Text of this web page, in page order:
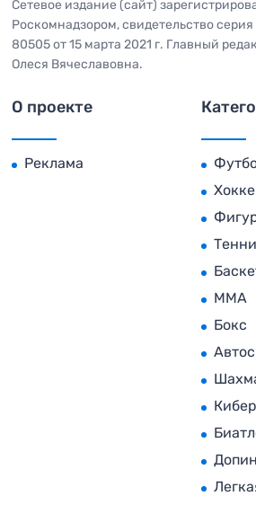
Сетевое издание (сайт)
Роскомнадзором, свидетельство
80505 от 15 марта 2021 г. Главный
Олеся Вячеславовна.
О проекте
Реклама
MMA
Бокс